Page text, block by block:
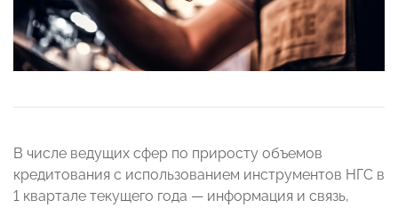
В числе ведущих сфер по приросту объемов
кредитования с использованием инструментов НГС в
1 квартале текущего года — информация и связь,